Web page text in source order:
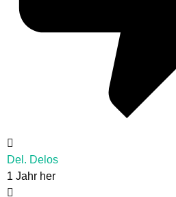
Del. Delos
1 Jahr her